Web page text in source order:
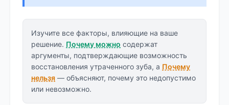
Изучите все факторы, влияющие на ваше
решение. Почему можно содержат
аргументы, подтверждающие возможность
восстановления утраченного зуба, а Почему
нельзя — объясняют, почему это недопустимо
или невозможно.